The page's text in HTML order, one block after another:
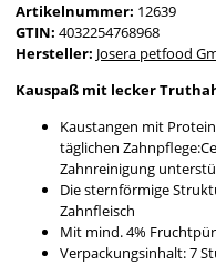
Artikelnummer: 12639
GTIN: 4032254768968
Hersteller: Josera petfood
Kauspaß mit lecker
Kaustangen mit
täglichen
Zahnreinigung
Die sternförmige
Zahnfleisch
Mit mind. 4%
Verpackungsinhalt: 7